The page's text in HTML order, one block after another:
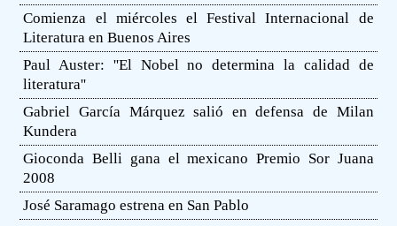
Comienza el miércoles el Festival Internacional de
Literatura en Buenos Aires
Paul Auster: ''El Nobel no determina la calidad de
literatura''
Gabriel García Márquez salió en defensa de Milan
Kundera
Gioconda Belli gana el mexicano Premio Sor Juana
2008
José Saramago estrena en San Pablo